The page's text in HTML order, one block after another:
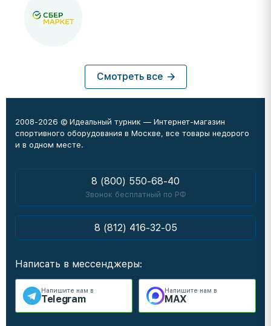
Смотреть все
2008-2026 © Идеальный турник — Интернет-магазин
спортивного оборудования в Москве, все товары недорого
и в одном месте.
8 (800) 550-68-40
Звонок бесплатный по РФ
8 (812) 416-32-05
Написать в мессенджеры:
Напишите нам в
Telegram
Напишите нам в
MAX